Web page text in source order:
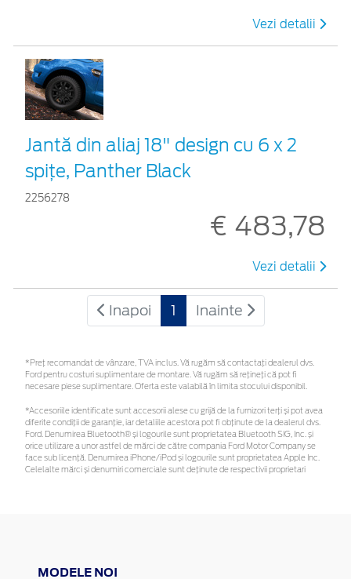
Vezi detalii
Jantă din aliaj 18" design cu 6 x 2
spițe, Panther Black
2256278
€ 483,78
Vezi detalii
Inapoi 1 Inainte
*Preţ recomandat de vânzare, TVA inclus. Vă rugăm să contactaţi dealerul dvs.
Ford pentru costuri suplimentare de montare. Vă rugăm să rețineți că pot fi
necesare piese suplimentare. Oferta este valabilă în limita stocului disponibil.
*Accesoriile identificate sunt accesorii alese cu grijă de la furnizori terți și pot avea
diferite condiții de garanție, iar detaliile acestora pot fi obținute de la dealerul dvs.
Ford. Denumirea Bluetooth® și logourile sunt proprietatea Bluetooth SIG, Inc. și
orice utilizare a unor astfel de mărci de către compania Ford Motor Company se
face sub licență. Denumirea iPhone/iPod și logourile sunt proprietatea Apple Inc.
Celelalte mărci și denumiri comerciale sunt deținute de respectivii proprietari
MODELE NOI